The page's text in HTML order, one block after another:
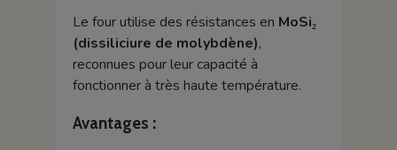
Le four utilise des résistances en MoSi₂
(dissiliciure de molybdène),
reconnues pour leur capacité à
fonctionner à très haute température.
Avantages :